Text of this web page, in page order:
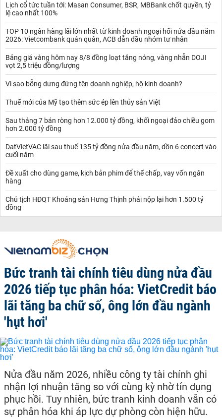
Lịch cổ tức tuần tới: Masan Consumer, BSR, MBBank chốt quyền, tỷ
lệ cao nhất 100%
TOP 10 ngân hàng lãi lớn nhất từ kinh doanh ngoại hối nửa đầu năm
2026: Vietcombank quán quân, ACB dẫn đầu nhóm tư nhân
Bảng giá vàng hôm nay 8/8 đồng loạt tăng nóng, vàng nhẫn DOJI
vọt 2,5 triệu đồng/lượng
Vì sao bỗng dưng đứng tên doanh nghiệp, hộ kinh doanh?
Thuế mới của Mỹ tạo thêm sức ép lên thủy sản Việt
Sau tháng 7 bán ròng hơn 12.000 tỷ đồng, khối ngoại đảo chiều gom
hơn 2.000 tỷ đồng
DatVietVAC lãi sau thuế 135 tỷ đồng nửa đầu năm, dồn 6 concert vào
cuối năm
Đề xuất cho dùng game, kịch bản phim để thế chấp, vay vốn ngân
hàng
Chủ tịch HĐQT Khoáng sản Hưng Thịnh phải nộp lại hơn 1.500 tỷ
đồng
Bức tranh tài chính tiêu dùng nửa đầu
2026 tiếp tục phân hóa: VietCredit báo
lãi tăng ba chữ số, ông lớn đầu ngành
'hụt hơi'
Nửa đầu năm 2026, nhiều công ty tài chính ghi
nhận lợi nhuận tăng so với cùng kỳ nhờ tín dụng
phục hồi. Tuy nhiên, bức tranh kinh doanh vẫn có
sự phân hóa khi áp lực dự phòng còn hiện hữu.